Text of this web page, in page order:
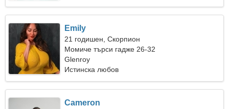
Emily
21 годишен, Скорпион
Момиче търси гадже 26-32
Glenroy
Истинска любов
Cameron